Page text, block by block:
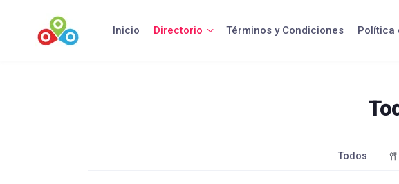
contenido
Inicio Directorio Términos y Condiciones Política
Todos